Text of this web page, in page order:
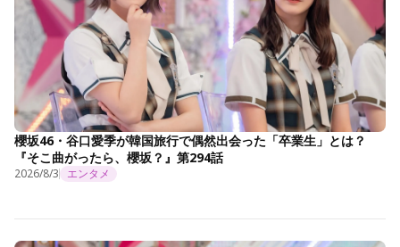
櫻坂46・谷口愛季が韓国旅行で偶然出会った「卒業生」とは？
『そこ曲がったら、櫻坂？』第294話
2026/8/3 エンタメ